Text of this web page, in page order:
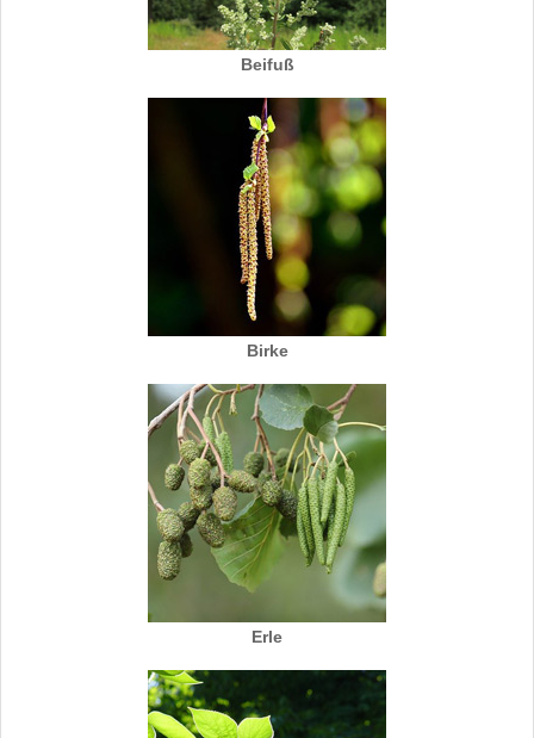
Beifuß
Birke
Erle